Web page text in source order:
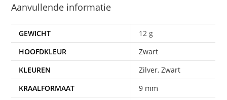
Aanvullende informatie
GEWICHT
12 g
HOOFDKLEUR
Zwart
KLEUREN
Zilver,Zwart
KRAALFORMAAT
9 mm